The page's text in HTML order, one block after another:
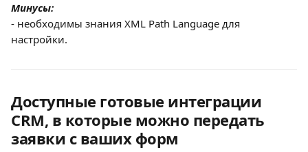
Минусы:
- необходимы знания XML Path Language для
настройки.
Доступные готовые интеграции
CRM, в которые можно передать
заявки с ваших форм